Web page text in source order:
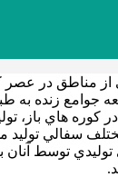
از مناطق در
جوامع زنده
كوره هاي باز،
توليد مي
توسط آنان